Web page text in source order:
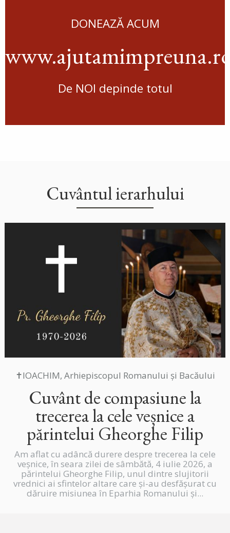
DONEAZĂ ACUM
De NOI depinde totul
Cuvântul ierarhului
✝IOACHIM, Arhiepiscopul Romanului și Bacăului
Cuvânt de compasiune la
trecerea la cele veșnice a
părintelui Gheorghe Filip
Am aflat cu adâncă durere despre trecerea la cele
veșnice, în seara zilei de sâmbătă, 4 iulie 2026, a
părintelui Gheorghe Filip, unul dintre slujitorii
vrednici ai sfintelor altare care și-au desfășurat cu
dăruire misiunea în Eparhia Romanului și...